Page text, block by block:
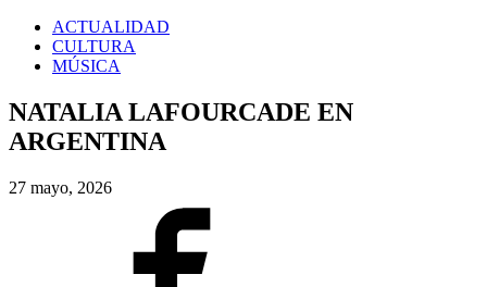
ACTUALIDAD
CULTURA
MÚSICA
NATALIA LAFOURCADE EN
ARGENTINA
27 mayo, 2026